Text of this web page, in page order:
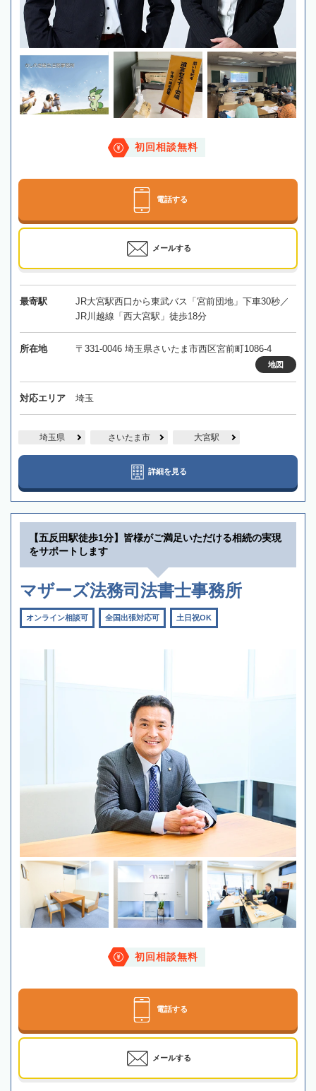
初回相談無料
電話する
メールする
最寄駅
JR大宮駅西口から東武バス「宮前団地」下車30秒／
JR川越線「西大宮駅」徒歩18分
所在地 〒331-0046 埼玉県さいたま市西区宮前町1086-4
地図
対応エリア 埼玉
埼玉県 さいたま市 大宮駅
詳細を見る
【五反田駅徒歩1分】皆様がご満足いただける相続の実現
をサポートします
マザーズ法務司法書士事務所
オンライン相談可 全国出張対応可 土日祝OK
初回相談無料
電話する
メールする